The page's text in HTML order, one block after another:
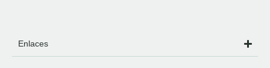
Enlaces